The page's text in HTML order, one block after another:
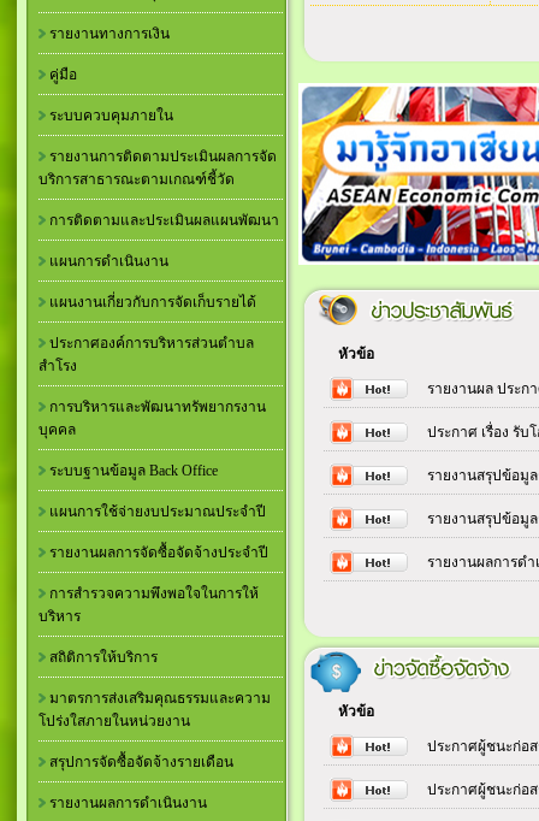
รายงานทางการเงิน
คู่มือ
ระบบควบคุมภายใน
รายงานการติดตามประเมินผลการจัด
บริการสาธารณะตามเกณฑ์ชี้วัด
การติดตามและประเมินผลแผนพัฒนา
แผนการดำเนินงาน
แผนงานเกี่ยวกับการจัดเก็บรายได้
ประกาศองค์การบริหารส่วนตำบล
สำโรง
การบริหารและพัฒนาทรัพยากรงาน
บุคคล
ระบบฐานข้อมูล Back Office
แผนการใช้จ่ายงบประมาณประจำปี
รายงานผลการจัดซื้อจัดจ้างประจำปี
การสำรวจความพึงพอใจในการให้
บริหาร
สถิติการให้บริการ
มาตรการส่งเสริมคุณธรรมและความ
โปร่งใสภายในหน่วยงาน
สรุปการจัดซื้อจัดจ้างรายเดือน
รายงานผลการดำเนินงาน
หัวข้อ
รายงานผล ประก
ประกาศ เรื่อง รับ
รายงานสรุปข้อมูล
รายงานสรุปข้อมู
รายงานผลการดำ
หัวข้อ
ประกาศผู้ชนะก่อ
ประกาศผู้ชนะก่อ